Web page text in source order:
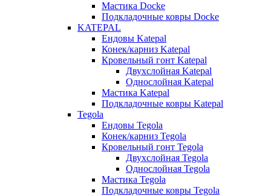
Мастика Docke
Подкладочные ковры Docke
KATEPAL
Ендовы Katepal
Конек/карниз Katepal
Кровельный гонт Katepal
Двухслойная Katepal
Однослойная Katepal
Мастика Katepal
Подкладочные ковры Katepal
Tegola
Ендовы Tegola
Конек/карниз Tegola
Кровельный гонт Tegola
Двухслойная Tegola
Однослойная Tegola
Мастика Tegola
Подкладочные ковры Tegola